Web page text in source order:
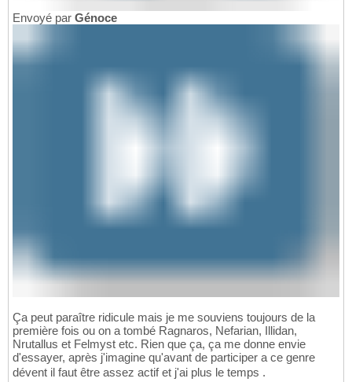
Envoyé par Génoce
Ça peut paraître ridicule mais je me souviens toujours de la
première fois ou on a tombé Ragnaros, Nefarian, Illidan,
Nrutallus et Felmyst etc. Rien que ça, ça me donne envie
d'essayer, après j'imagine qu'avant de participer a ce genre
dévent il faut être assez actif et j'ai plus le temps .